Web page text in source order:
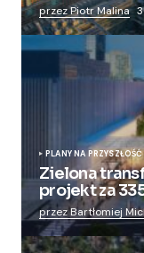
przez Piotr Malina
PLANY NA PRZYSZŁOŚĆ
Zielona
projekt za
przez Bartłomiej